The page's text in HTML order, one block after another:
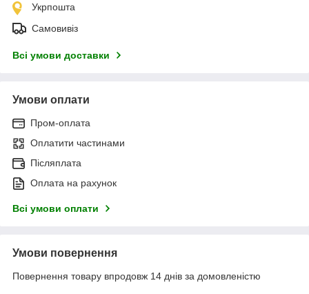
Укрпошта
Самовивіз
Всі умови доставки
Умови оплати
Пром-оплата
Оплатити частинами
Післяплата
Оплата на рахунок
Всі умови оплати
Умови повернення
Повернення товару впродовж 14 днів за домовленістю